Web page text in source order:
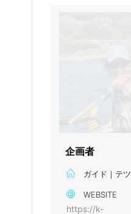
企画者
ガイド｜テツ
WEBSITE
https://k-